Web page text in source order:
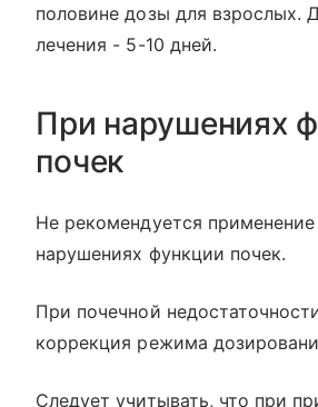
половине дозы для взрослых.
лечения - 5-10 дней.
При нарушениях
почек
Не рекомендуется
нарушениях функции почек.
При почечной
коррекция режима
Следует учитывать, что при